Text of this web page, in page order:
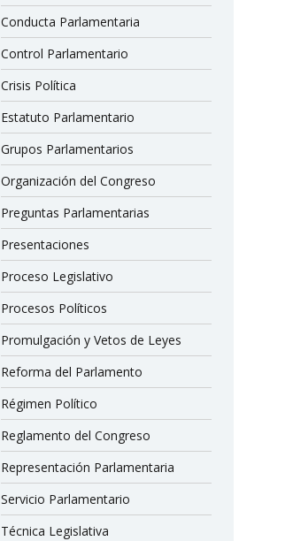
Conducta Parlamentaria
Control Parlamentario
Crisis Política
Estatuto Parlamentario
Grupos Parlamentarios
Organización del Congreso
Preguntas Parlamentarias
Presentaciones
Proceso Legislativo
Procesos Políticos
Promulgación y Vetos de Leyes
Reforma del Parlamento
Régimen Político
Reglamento del Congreso
Representación Parlamentaria
Servicio Parlamentario
Técnica Legislativa